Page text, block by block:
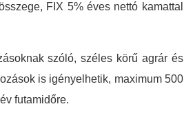
FIX 5% éves nettó kamattal
szóló, széles körű agrár és
is igényelhetik, maximum 500
futamidőre.